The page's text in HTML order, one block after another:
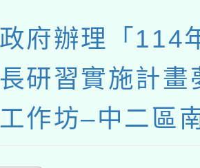
府辦理「114
研習實施計畫
作坊–中二區